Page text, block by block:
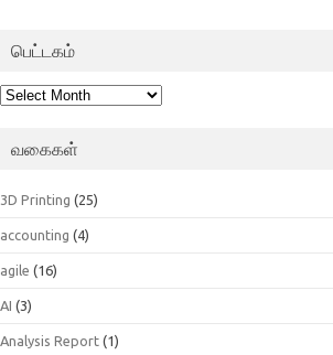
பெட்டகம்
பெட்டகம்
வகைகள்
3D Printing (25)
accounting (4)
agile (16)
AI (3)
Analysis Report (1)